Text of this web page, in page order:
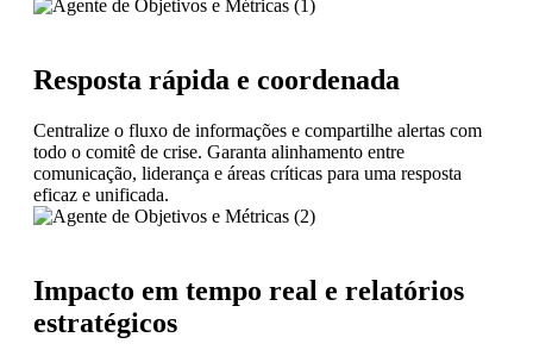
Resposta rápida e coordenada
Centralize o fluxo de informações e compartilhe alertas com
todo o comitê de crise. Garanta alinhamento entre
comunicação, liderança e áreas críticas para uma resposta
eficaz e unificada.
Impacto em tempo real e relatórios
estratégicos